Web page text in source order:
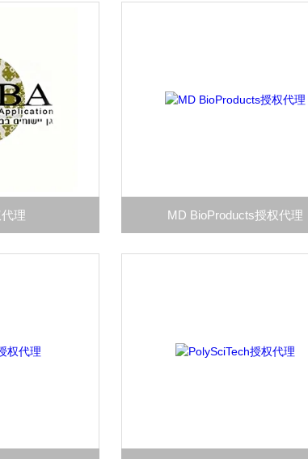
理 MD BioProducts授权代理